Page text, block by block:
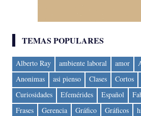
TEMAS POPULARES
Alberto Ray ambiente laboral amor
Anonimas
asi pienso Clases Cortos
Curiosidades
Efemérides Español
Frases
Gerencia Gráfico Gráficos